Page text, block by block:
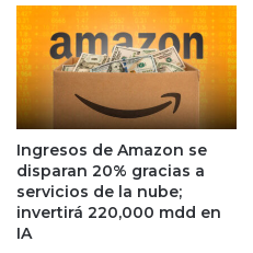
c
a
e
c
a
s
i
5
0
%
u
e
n
t
e
s
J
i
m
é
n
Ingresos de Amazon se
disparan 20% gracias a
servicios de la nube;
invertirá 220,000 mdd en
IA